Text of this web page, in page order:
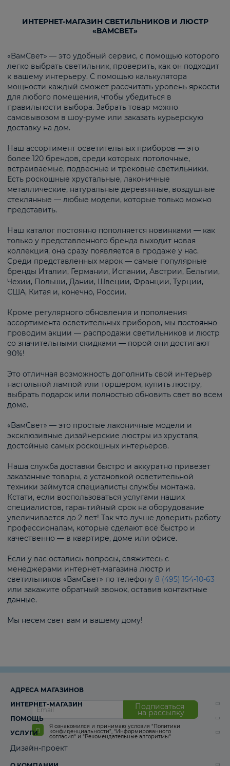
ИНТЕРНЕТ-МАГАЗИН СВЕТИЛЬНИКОВ И ЛЮСТР
«ВАМСВЕТ»
«ВамСвет» — это удобный сервис, с помощью которого
легко выбрать светильник, проверить, как он подходит
к вашему интерьеру. С помощью калькулятора
мощности каждый сможет рассчитать уровень яркости
для любого помещения, чтобы убедиться в
правильности выбора. Забрать товар можно
самовывозом в шоу-руме или заказать курьерскую
доставку на дом.
Наш ассортимент осветительных приборов — это
более 120 брендов, среди которых: потолочные,
встраиваемые, подвесные и трековые светильники.
Есть роскошные хрустальные, лаконичные
металлические, натуральные деревянные, воздушные
стеклянные — любые модели, которые только можно
представить.
Наш каталог постоянно пополняется новинками — как
только у представленного бренда выходит новая
коллекция, она сразу появляется в продаже у нас.
Среди представленных марок — самые популярные
бренды Италии, Германии, Испании, Австрии, Бельгии,
Чехии, Польши, Дании, Швеции, Франции, Турции,
США, Китая и, конечно, России.
Кроме регулярного обновления и пополнения
ассортимента осветительных приборов, мы постоянно
проводим акции — распродажи светильников и люстр
со значительными скидками — порой они достигают
90%!
Это отличная возможность дополнить свой интерьер
настольной лампой или торшером, купить люстру,
выбрать подарок или полностью обновить свет во всем
доме.
«ВамСвет» — это простые лаконичные модели и
эксклюзивные дизайнерские люстры из хрусталя,
достойные самых роскошных интерьеров.
Наша служба доставки быстро и аккуратно привезет
заказанные товары, а установкой осветительной
техники займутся специалисты службы монтажа.
Кстати, если воспользоваться услугами наших
специалистов, гарантийный срок на оборудование
увеличивается до 2 лет! Так что лучше доверить работу
профессионалам, которые сделают всё быстро и
качественно — в квартире, доме или офисе.
Если у вас остались вопросы, свяжитесь с
менеджерами интернет-магазина люстр и
светильников «ВамСвет» по телефону 8 (495) 154-10-63
или закажите обратный звонок, оставив контактные
данные.
Мы несем свет вам и вашему дому!
Подписаться
на рассылку
Я ознакомился и принимаю условия “Политики
конфиденциальности”, “Информированного
согласия“ и “Рекомендательные алгоритмы“
АДРЕСА МАГАЗИНОВ
ИНТЕРНЕТ-МАГАЗИН
ПОМОЩЬ
УСЛУГИ
Дизайн-проект